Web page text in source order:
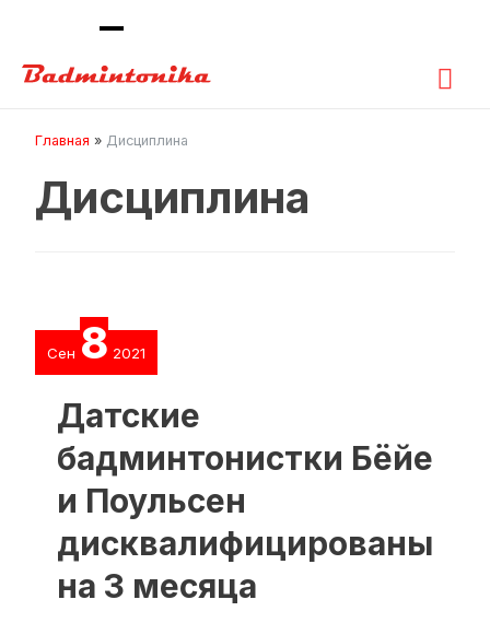
Главная Дисциплина
Дисциплина
Сен 8 2021
Датские
бадминтонистки Бёйе
и Поульсен
дисквалифицированы
на 3 месяца